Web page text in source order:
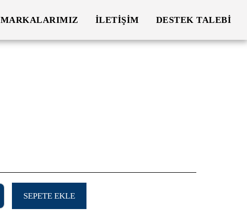
MARKALARIMIZ İLETIŞIM DESTEK TALEBI
SEPETE EKLE